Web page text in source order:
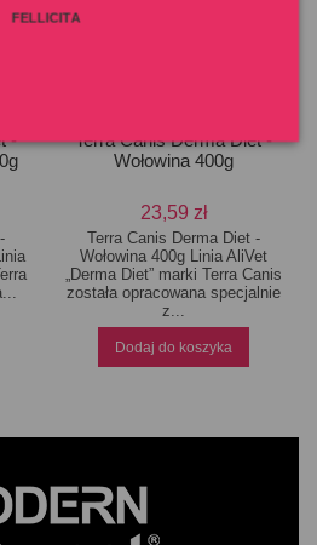
-
Terra Canis Derma Diet -
Wołowina 400g
23,59 zł
Terra Canis Derma Diet -
Wołowina 400g Linia AliVet
„Derma Diet” marki Terra Canis
została opracowana specjalnie
z...
Dodaj do koszyka
FELLICITA